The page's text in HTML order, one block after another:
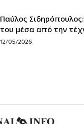
Παύλος
του μέσα από την
12/05/2026